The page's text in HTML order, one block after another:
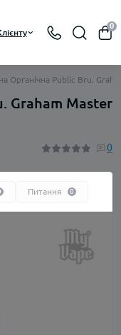
0
Органічна Public Bru.
Graham Master
0
Питання 0